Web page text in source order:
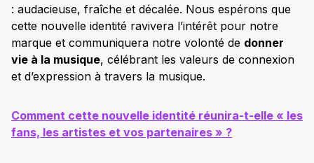
: audacieuse, fraîche et décalée. Nous espérons que
cette nouvelle identité ravivera l’intérêt pour notre
marque et communiquera notre volonté de donner
vie à la musique, célébrant les valeurs de connexion
et d’expression à travers la musique.
Comment cette nouvelle identité réunira-t-elle « les
fans, les artistes et vos partenaires » ?